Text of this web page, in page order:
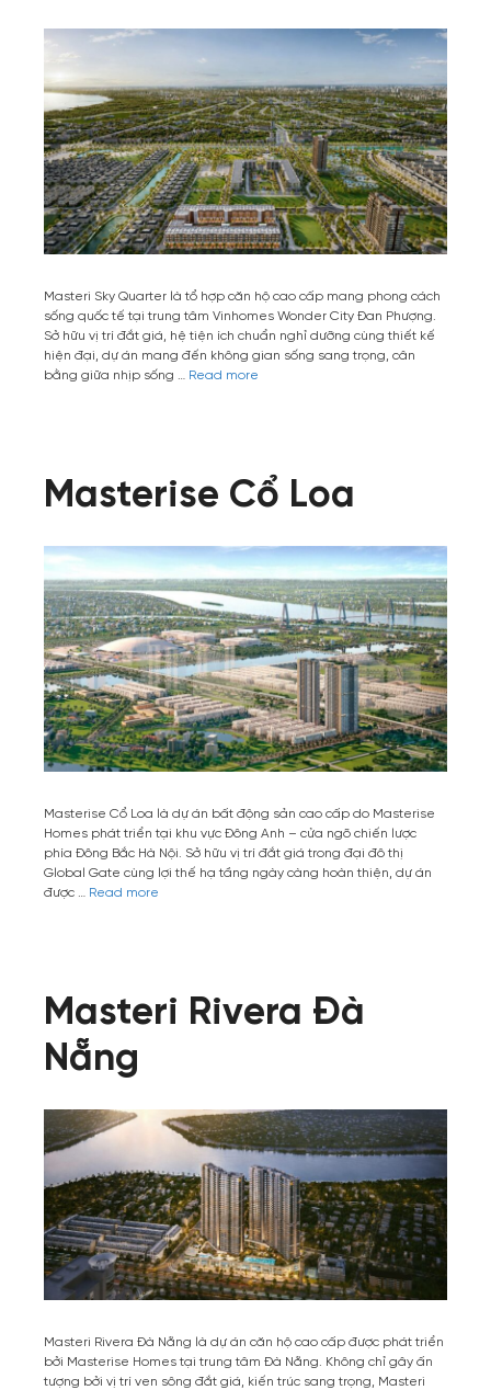
Masteri Sky Quarter là tổ hợp căn hộ cao cấp mang phong cách
sống quốc tế tại trung tâm Vinhomes Wonder City Đan Phượng.
Sở hữu vị trí đắt giá, hệ tiện ích chuẩn nghỉ dưỡng cùng thiết kế
hiện đại, dự án mang đến không gian sống sang trọng, cân
bằng giữa nhịp sống … Read more
Masterise Cổ Loa
Masterise Cổ Loa là dự án bất động sản cao cấp do Masterise
Homes phát triển tại khu vực Đông Anh – cửa ngõ chiến lược
phía Đông Bắc Hà Nội. Sở hữu vị trí đắt giá trong đại đô thị
Global Gate cùng lợi thế hạ tầng ngày càng hoàn thiện, dự án
được … Read more
Masteri Rivera Đà
Nẵng
Masteri Rivera Đà Nẵng là dự án căn hộ cao cấp được phát triển
bởi Masterise Homes tại trung tâm Đà Nẵng. Không chỉ gây ấn
tượng bởi vị trí ven sông đắt giá, kiến trúc sang trọng, Masteri